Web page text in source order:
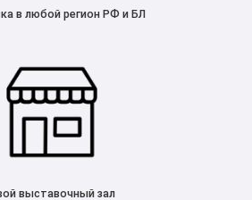
в любой регион РФ и БЛ
выставочный зал